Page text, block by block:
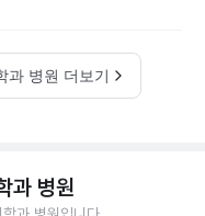
과 병원 더보기
과 병원